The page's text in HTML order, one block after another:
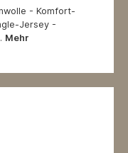
- Komfort-
Jersey -
Mehr